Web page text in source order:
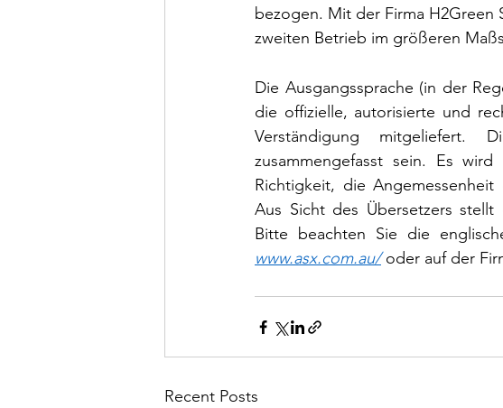
bezogen. Mit der Firma
zweiten Betrieb im größeren
Die Ausgangssprache (in der
die offizielle, autorisierte und
Verständigung mitgeliefert.
zusammengefasst sein. Es
Richtigkeit, die
Aus Sicht des Übersetzers
Bitte beachten Sie die
www.asx.com.au/ oder auf der
Recent Posts